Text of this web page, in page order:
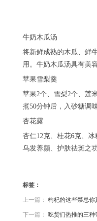
牛奶木瓜汤
将新鲜成熟的木瓜、鲜
用。牛奶木瓜汤具有美
苹果雪梨羹
苹果2个、雪梨2个、莲
煮50分钟后，入砂糖调
杏花露
杏仁12克、桂花6克、
乌发养颜、护肤祛斑之
标签：
上一篇： 枸杞的这些禁忌你
下一篇： 吃货们热推的三种